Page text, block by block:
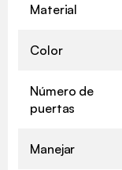
Material
Color
Número de
puertas
Manejar